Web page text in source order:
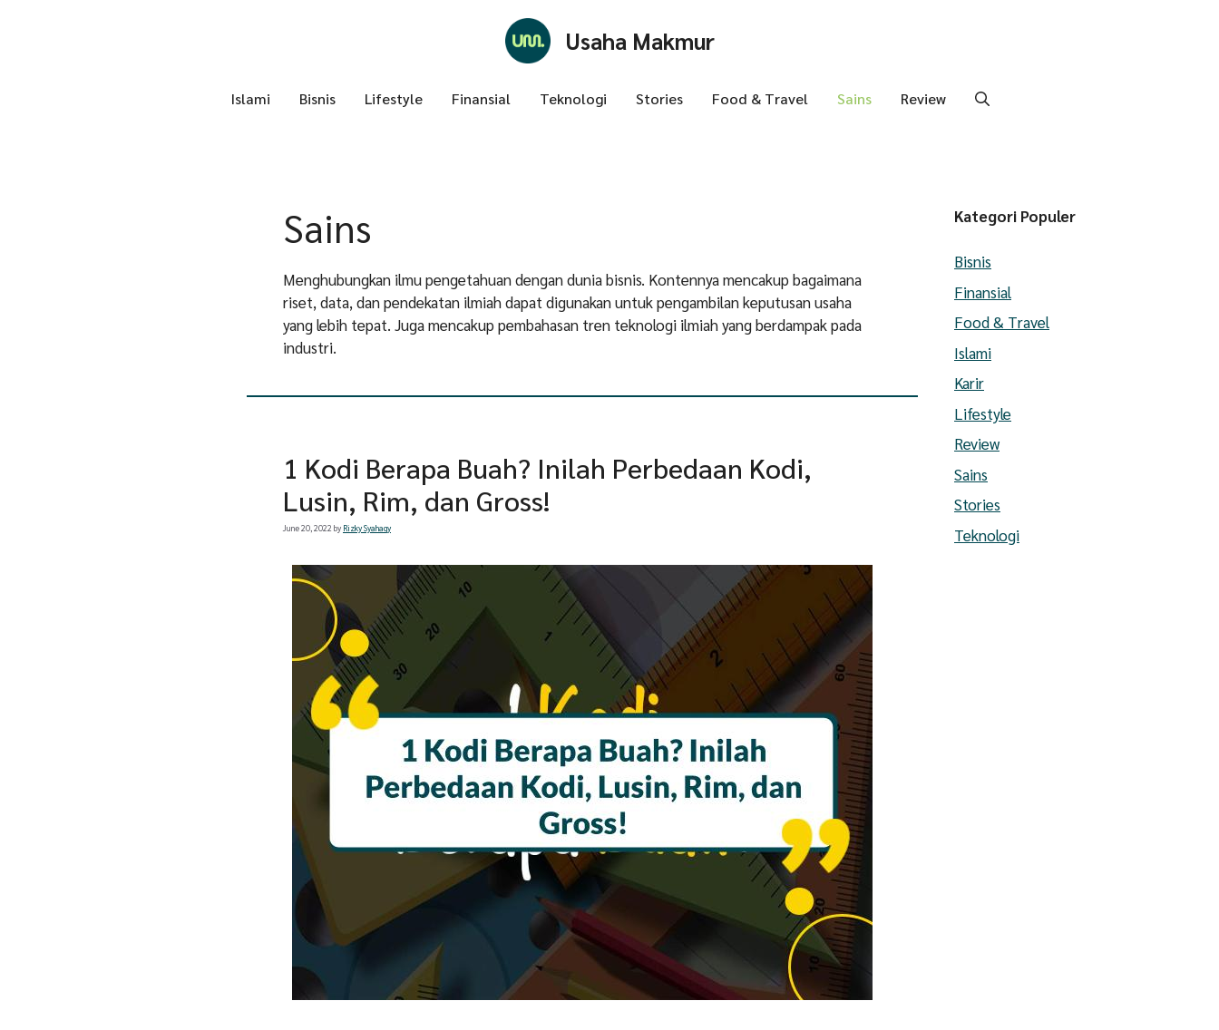
Usaha Makmur
Islami Bisnis Lifestyle Finansial Teknologi Stories Food & Travel Sains Review
Sains
Menghubungkan ilmu pengetahuan dengan dunia bisnis. Kontennya mencakup bagaimana
riset, data, dan pendekatan ilmiah dapat digunakan untuk pengambilan keputusan usaha
yang lebih tepat. Juga mencakup pembahasan tren teknologi ilmiah yang berdampak pada
industri.
1 Kodi Berapa Buah? Inilah Perbedaan Kodi,
Lusin, Rim, dan Gross!
June 20, 2022 by Rizky Syahaqy
Kategori Populer
Bisnis
Finansial
Food & Travel
Islami
Karir
Lifestyle
Review
Sains
Stories
Teknologi